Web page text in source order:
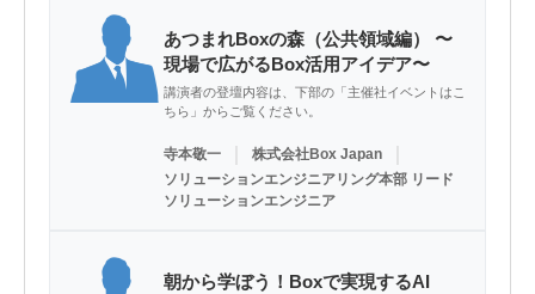
あつまれBoxの森（公共領域編） 〜
現場で広がるBox活用アイデア〜
講演者の登壇内容は、下部の「主催社イベントはこ
ちら」からご覧ください。
寺本敬一 株式会社Box Japan
ソリューションエンジニアリング本部 リード
ソリューションエンジニア
朝から学ぼう！Boxで実現するAI